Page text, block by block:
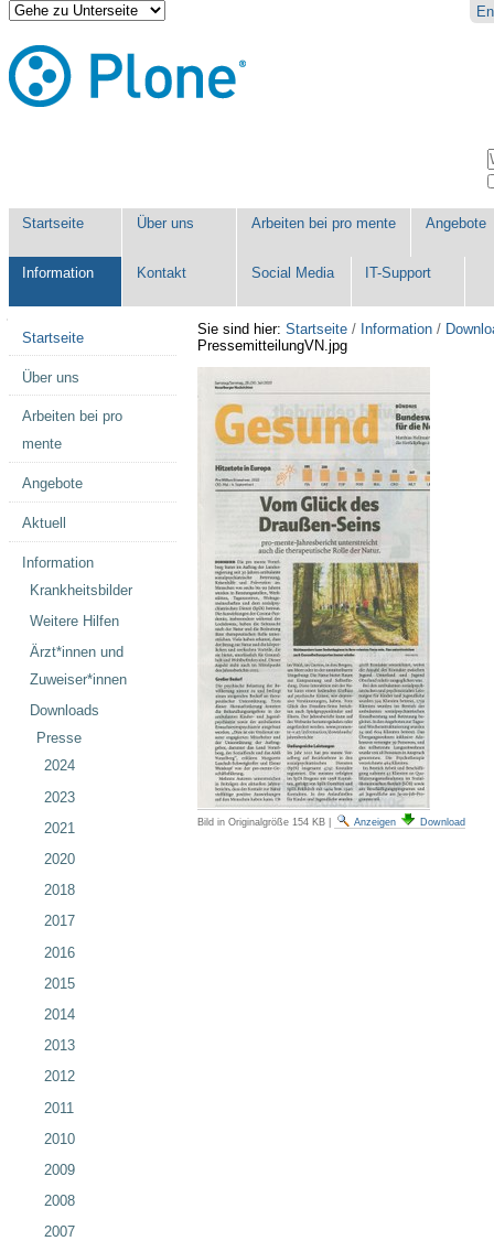
Direkt
zum
Inhalt
|
Direkt
zur
Benutzerspezifische
Werkzeuge
Startseite Über uns Arbeiten bei pro mente Angebote
Information Kontakt Social Media IT-Support
Sie sind hier: Startseite / Information /
PressemitteilungVN.jpg
Bild in Originalgröße 154 KB| Anzeigen Download
Startseite
Über uns
Arbeiten bei pro
mente
Angebote
Aktuell
Information
Krankheitsbilder
Weitere Hilfen
Ärzt*innen und
Zuweiser*innen
Downloads
Presse
2024
2023
2021
2020
2018
2017
2016
2015
2014
2013
2012
2011
2010
2009
2008
2007